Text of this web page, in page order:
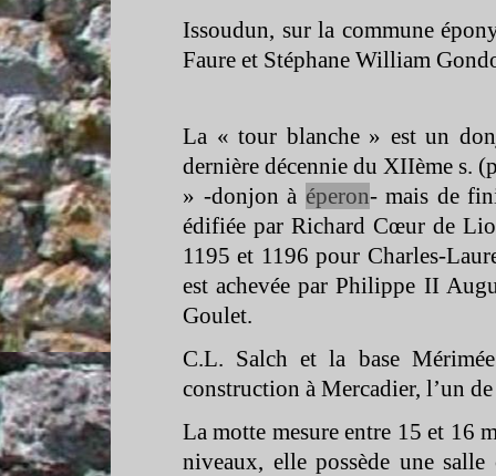
Issoudun, sur la commune
Faure et Stéphane William
La « tour blanche » est un
dernière décennie du XIIème s.
» -donjon à éperon-mais de
édifiée par Richard Cœur de
1195 et 1196 pour Charles-
est achevée par Philippe II
Goulet.
C.L. Salch et la base
construction à Mercadier, l’un de
La motte mesure entre 15 et 16
niveaux, elle possède une